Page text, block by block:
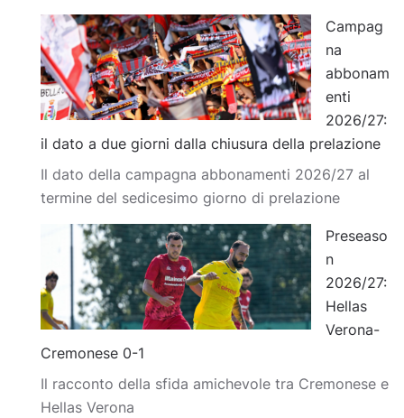
Campag
na
abbonam
enti
2026/27:
il dato a due giorni dalla chiusura della prelazione
Il dato della campagna abbonamenti 2026/27 al
termine del sedicesimo giorno di prelazione
Preseaso
n
2026/27:
Hellas
Verona-
Cremonese 0-1
Il racconto della sfida amichevole tra Cremonese e
Hellas Verona